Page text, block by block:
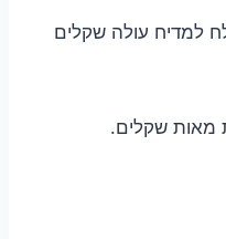
למדיח עולה שקלים
מאות שקלים.